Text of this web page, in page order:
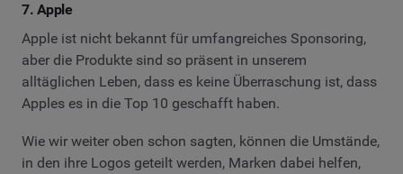
7. Apple
Apple ist nicht bekannt für umfangreiches Sponsoring,
aber die Produkte sind so präsent in unserem
alltäglichen Leben, dass es keine Überraschung ist, dass
Apples es in die Top 10 geschafft haben.
Wie wir weiter oben schon sagten, können die Umstände,
in den ihre Logos geteilt werden, Marken dabei helfen,